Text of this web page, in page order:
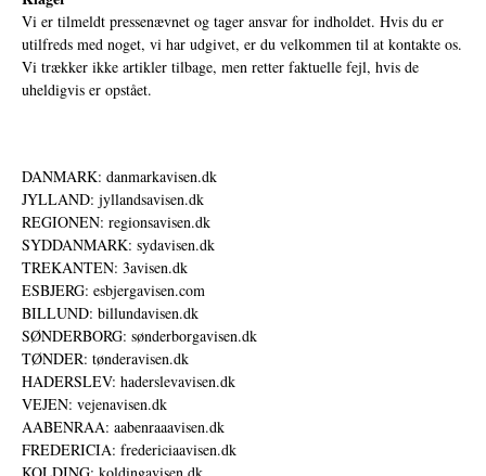
Vi er tilmeldt pressenævnet og tager ansvar for indholdet. Hvis du er
utilfreds med noget, vi har udgivet, er du velkommen til at kontakte os.
Vi trækker ikke artikler tilbage, men retter faktuelle fejl, hvis de
uheldigvis er opstået.
DANMARK: danmarkavisen.dk
JYLLAND: jyllandsavisen.dk
REGIONEN: regionsavisen.dk
SYDDANMARK: sydavisen.dk
TREKANTEN: 3avisen.dk
ESBJERG: esbjergavisen.com
BILLUND: billundavisen.dk
SØNDERBORG: sønderborgavisen.dk
TØNDER: tønderavisen.dk
HADERSLEV: haderslevavisen.dk
VEJEN: vejenavisen.dk
AABENRAA: aabenraaavisen.dk
FREDERICIA: fredericiaavisen.dk